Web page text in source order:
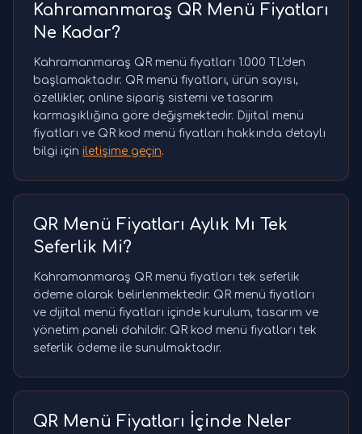
Kahramanmaraş QR Menü Fiyatları
Ne Kadar?
Kahramanmaraş QR menü fiyatları 1.000 TL'den
başlamaktadır. QR menü fiyatları, ürün sayısı,
özellikler, online sipariş sistemi ve tasarım
karmaşıklığına göre değişmektedir. Dijital menü
fiyatları ve QR kod menü fiyatları hakkında detaylı
bilgi için iletişime geçin.
QR Menü Fiyatları Aylık Mı Tek
Seferlik Mi?
Kahramanmaraş QR menü fiyatları tek seferlik
ödeme olarak belirlenmektedir. QR menü fiyatları
ve dijital menü fiyatları içinde kurulum, tasarım ve
yönetim paneli dahildir. QR kod menü fiyatları tek
seferlik ödeme ile sunulmaktadır.
QR Menü Fiyatları İçinde Neler